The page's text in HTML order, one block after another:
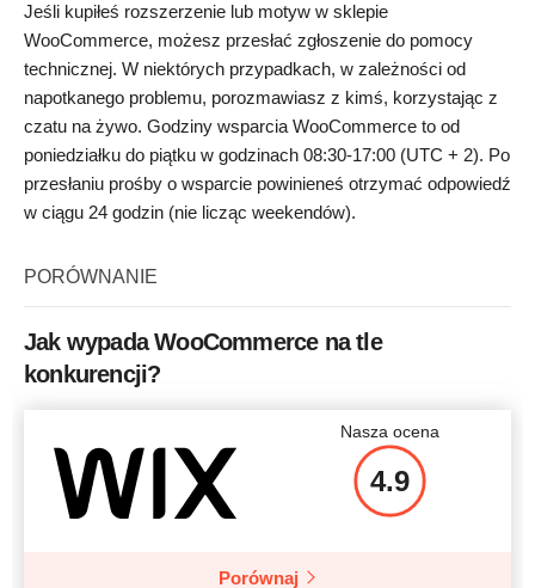
Jeśli kupiłeś rozszerzenie lub motyw w sklepie
WooCommerce, możesz przesłać zgłoszenie do pomocy
technicznej. W niektórych przypadkach, w zależności od
napotkanego problemu, porozmawiasz z kimś, korzystając z
czatu na żywo. Godziny wsparcia WooCommerce to od
poniedziałku do piątku w godzinach 08:30-17:00 (UTC + 2). Po
przesłaniu prośby o wsparcie powinieneś otrzymać odpowiedź
w ciągu 24 godzin (nie licząc weekendów).
PORÓWNANIE
Jak wypada WooCommerce na tle
konkurencji?
Nasza ocena
4.9
Porównaj